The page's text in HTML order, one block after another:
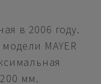
в 2006 году.
MAYER
мм.